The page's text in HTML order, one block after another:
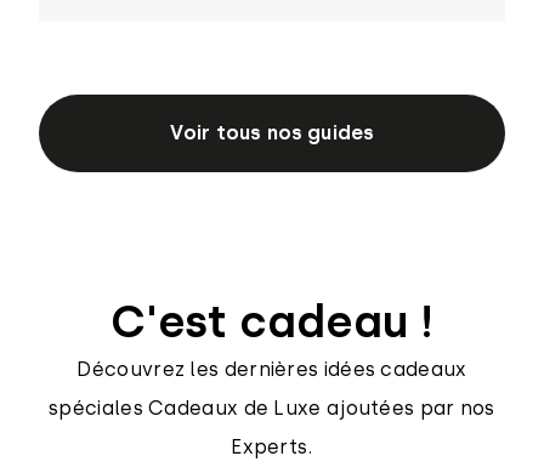
Voir tous nos guides
C'est cadeau !
Découvrez les dernières idées cadeaux
spéciales Cadeaux de Luxe ajoutées par nos
Experts.